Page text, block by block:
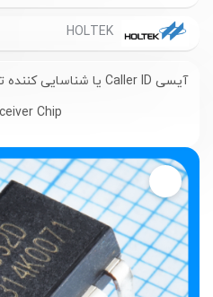
آیسی Caller ID یا شناسایی کننده تماس گیرنده
Chip